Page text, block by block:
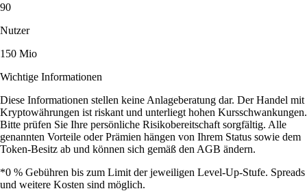
90
Nutzer
150 Mio
Wichtige Informationen
Diese Informationen stellen keine Anlageberatung dar. Der Handel mit
Kryptowährungen ist riskant und unterliegt hohen Kursschwankungen.
Bitte prüfen Sie Ihre persönliche Risikobereitschaft sorgfältig. Alle
genannten Vorteile oder Prämien hängen von Ihrem Status sowie dem
Token-Besitz ab und können sich gemäß den AGB ändern.
*0 % Gebühren bis zum Limit der jeweiligen Level-Up-Stufe. Spreads
und weitere Kosten sind möglich.